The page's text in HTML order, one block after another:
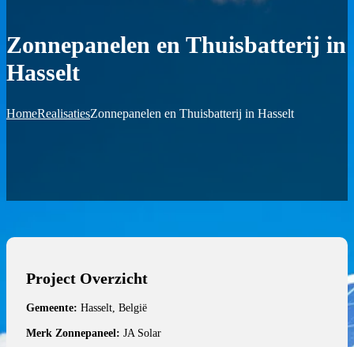
Zonnepanelen en Thuisbatterij in
Hasselt
HomeRealisatiesZonnepanelen en Thuisbatterij in Hasselt
Project Overzicht
Gemeente: Hasselt, België
Merk Zonnepaneel: JA Solar